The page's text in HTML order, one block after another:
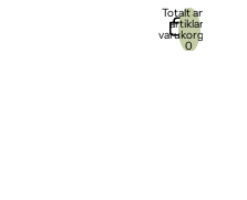
Totalt antal
artiklar i
varukorgen:
0